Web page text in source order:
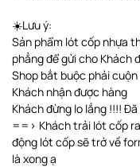
☀️Lưu ý:
Sản phẩm lót cốp nhựa
phẳng để gửi cho Khách
Shop bắt buộc phải
Khách nhận được hàng
Khách đừng lo lắng !!!!
==> Khách trải lót cốp
động lót cốp sẽ trở về
là xong ạ